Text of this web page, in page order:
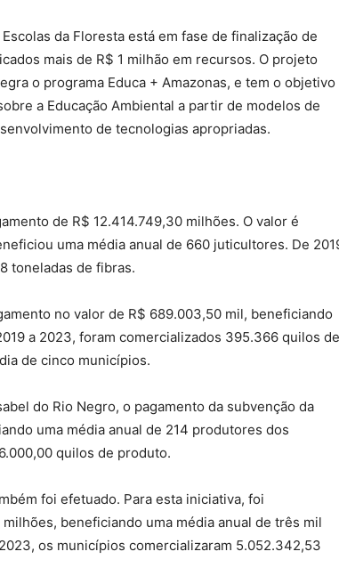
da Floresta está em fase de finalização de
mais de R$ 1 milhão em recursos. O projeto
o programa Educa + Amazonas, e tem o objetivo
a Educação Ambiental a partir de modelos de
de tecnologias apropriadas.
de R$ 12.414.749,30 milhões. O valor é
uma média anual de 660 juticultores. De
toneladas de fibras.
no valor de R$ 689.003,50 mil, beneficiando
a 2023, foram comercializados 395.366 quilos de
de cinco municípios.
do Rio Negro, o pagamento da subvenção da
uma média anual de 214 produtores dos
quilos de produto.
foi efetuado. Para esta iniciativa, foi
beneficiando uma média anual de três mil
os municípios comercializaram 5.052.342,53